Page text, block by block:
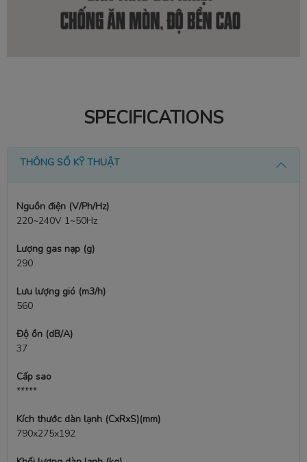
SPECIFICATIONS
THÔNG SỐ KỸ THUẬT
Nguồn điện (V/Ph/Hz)
220~240V 1~50Hz
Lượng gas nạp (g)
290
Lưu lượng gió (m3/h)
560
Độ ồn (dB/A)
37
Cấp sao
*****
Kích thước dàn lạnh (CxRxS)(mm)
790x275x192